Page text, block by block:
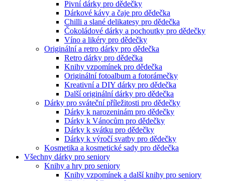
Pivní dárky pro dědečky
Dárkové kávy a čaje pro dědečka
Chilli a slané delikatesy pro dědečka
Čokoládové dárky a pochoutky pro dědečky
Víno a likéry pro dědečky
Originální a retro dárky pro dědečka
Retro dárky pro dědečka
Knihy vzpomínek pro dědečka
Originální fotoalbum a fotorámečky
Kreativní a DIY dárky pro dědečka
Další originální dárky pro dědečka
Dárky pro sváteční příležitosti pro dědečky
Dárky k narozeninám pro dědečky
Dárky k Vánocům pro dědečky
Dárky k svátku pro dědečky
Dárky k výročí svatby pro dědečky
Kosmetika a kosmetické sady pro dědečka
Všechny dárky pro seniory
Knihy a hry pro seniory
Knihy vzpomínek a další knihy pro seniory